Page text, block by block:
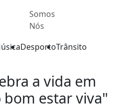
Somos
Nós
DesportoTrânsito
a vida em
bom estar viva"